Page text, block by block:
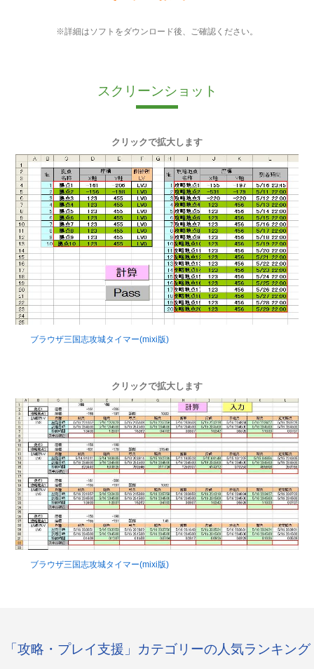
※詳細はソフトをダウンロード後、ご確認ください。
スクリーンショット
クリックで拡大します
ブラウザ三国志攻城タイマー(mixi版)
クリックで拡大します
ブラウザ三国志攻城タイマー(mixi版)
「攻略・プレイ支援」カテゴリーの人気ランキング